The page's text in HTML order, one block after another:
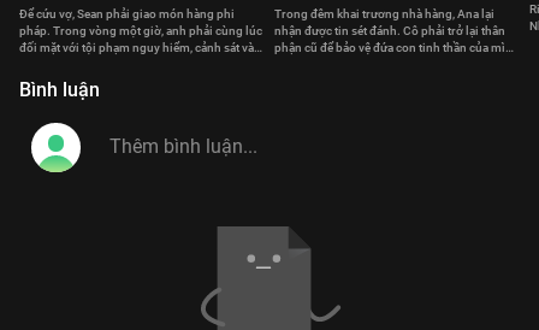
Để cứu vợ, Sean phải giao món hàng phi
pháp. Trong vòng một giờ, anh phải cùng lúc
đối mặt với tội phạm nguy hiểm, cảnh sát và
Trong đêm khai trương nhà hàng, Ana lại
nhận được tin sét đánh. Cô phải trở lại thân
phận cũ để bảo vệ đứa con tinh thần của mình
Bình luận